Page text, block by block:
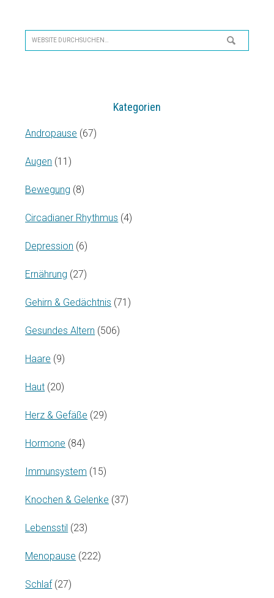
Website
durchsuchen…
Kategorien
Andropause (67)
Augen (11)
Bewegung (8)
Circadianer Rhythmus (4)
Depression (6)
Ernährung (27)
Gehirn & Gedächtnis (71)
Gesundes Altern (506)
Haare (9)
Haut (20)
Herz & Gefäße (29)
Hormone (84)
Immunsystem (15)
Knochen & Gelenke (37)
Lebensstil (23)
Menopause (222)
Schlaf (27)